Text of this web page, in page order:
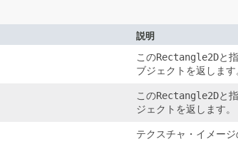
説明
このRectangle2Dと
ブジェクトを返します
このRectangle2Dと
ジェクトを返します。
テクスチャ・イメー